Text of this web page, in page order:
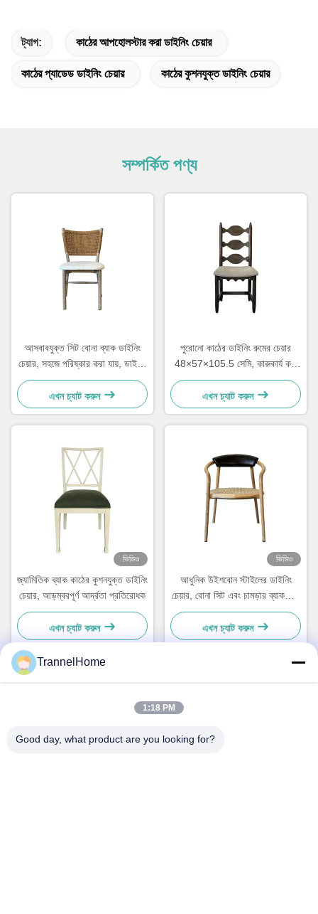
ট্যাগ: কাঠের আপহোলস্টার করা ডাইনিং চেয়ার
কাঠের প্যাডেড ডাইনিং চেয়ার কাঠের কুশনযুক্ত ডাইনিং চেয়ার
সম্পর্কিত পণ্য
আসবাবযুক্ত সিট বোনা ব্যাক ডাইনিং
চেয়ার, সহজে পরিষ্কার করা যায়, ডাইনিং
রুমের জন্য আরামদায়ক
এখন চ্যাট করুন
পুরোনো কাঠের ডাইনিং রুমের চেয়ার
48×57×105.5 সেমি, কারুকার্য করা
সিঁড়িযুক্ত নরম ব্যাক সহ
এখন চ্যাট করুন
ভিডিও
জ্যামিতিক ব্যাক কাঠের কুশনযুক্ত ডাইনিং
চেয়ার, আড়ম্বরপূর্ণ আর্দ্রতা প্রতিরোধক
এখন চ্যাট করুন
ভিডিও
আধুনিক উইশবোন স্টাইলের ডাইনিং
চেয়ার, বোনা সিট এবং চামড়ার ব্যাকরেস্ট
সহ
এখন চ্যাট করুন
ঠিকানা
TrannelHome
1:18 PM
Good day, what product are you looking for?